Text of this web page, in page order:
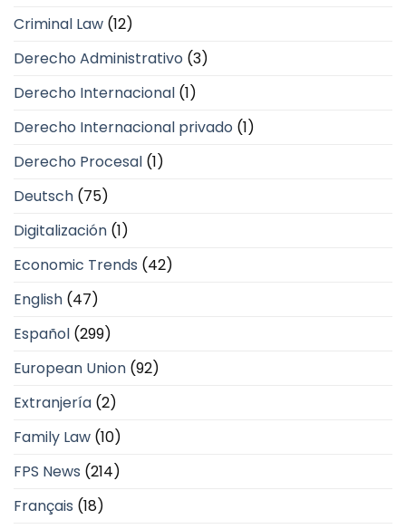
Criminal Law (12)
Derecho Administrativo (3)
Derecho Internacional (1)
Derecho Internacional privado (1)
Derecho Procesal (1)
Deutsch (75)
Digitalización (1)
Economic Trends (42)
English (47)
Español (299)
European Union (92)
Extranjería (2)
Family Law (10)
FPS News (214)
Français (18)